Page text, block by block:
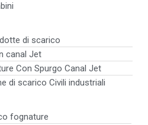
di scarico
canal Jet
Con Spurgo Canal Jet
di scarico Civili industriali
fognature